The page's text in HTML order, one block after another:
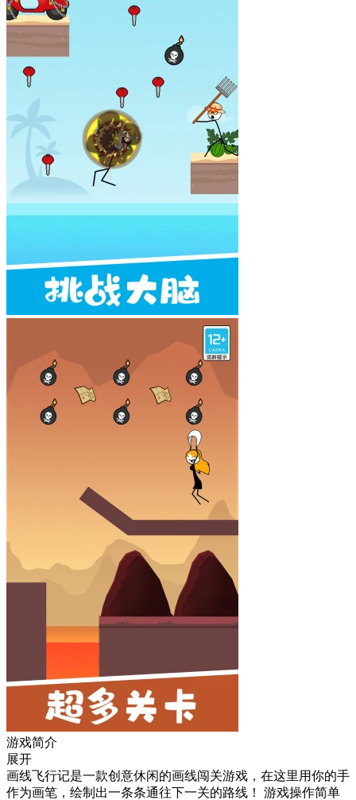
游戏简介
展开
画线飞行记是一款创意休闲的画线闯关游戏，在这里用你的手
作为画笔，绘制出一条条通往下一关的路线！ 游戏操作简单